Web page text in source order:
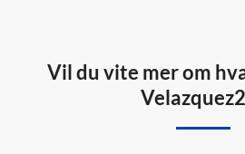
Vil du vite mer om